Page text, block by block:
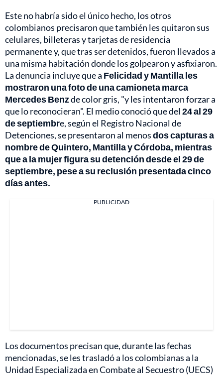
Este no habría sido el único hecho, los otros
colombianos precisaron que también les quitaron sus
celulares, billeteras y tarjetas de residencia
permanente y, que tras ser detenidos, fueron llevados a
una misma habitación donde los golpearon y asfixiaron.
La denuncia incluye que a Felicidad y Mantilla les
mostraron una foto de una camioneta marca
Mercedes Benzde color gris, "y les intentaron forzar a
que lo reconocieran". El medio conoció que del24 al 29
de septiembre, según el Registro Nacional de
Detenciones, se presentaron al menosdos capturas a
nombre de Quintero, Mantilla y Córdoba, mientras
que a la mujer figura su detención desde el 29 de
septiembre, pese a su reclusión presentada cinco
días antes.
PUBLICIDAD
Los documentos precisan que, durante las fechas
mencionadas, se les trasladó a los colombianas a la
Unidad Especializada en Combate al Secuestro (UECS)